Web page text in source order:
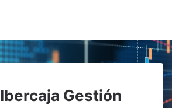
Adjuntar imagen Comentar
Ibercaja Gestión